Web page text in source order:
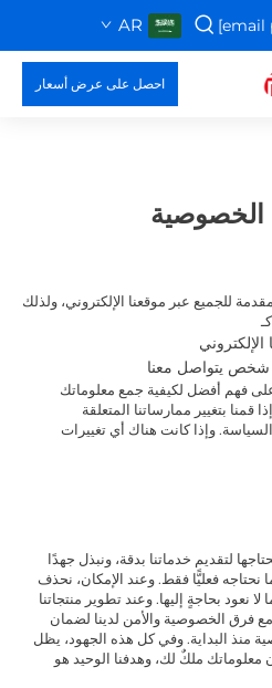
AR
احصل على عرض أسعار
للجميع عبر موقعنا الإلكتروني، ولذلك
أي شخص يتواصل معنا
فهم أفضل لكيفية جمع معلوماتك
قمنا بتغيير ممارساتنا المتعلقة
وإذا كانت هناك أي تغييرات
لتقديم خدماتنا بدقة، ونبذل جهدًا
نحتاجه فعليًّا فقط. وعند الإمكان، نحذف
نعود بحاجةٍ إليها. وعند تطوير منتجاتنا
فرق الخصوصية والأمن لدينا لضمان
منذ البداية. وفي كل هذه الجهود، يظل
معلوماتك ملكٌ لك، وهدفنا الوحيد هو